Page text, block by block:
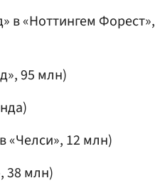
» в «Ноттингем Фореcт»,
95 млн)
«Челcи», 12 млн)
38 млн)